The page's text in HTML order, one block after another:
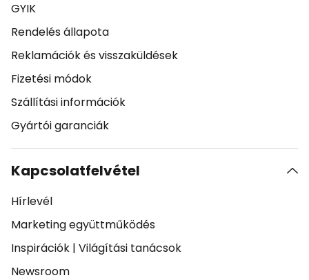
GYIK
Rendelés állapota
Reklamációk és visszaküldések
Fizetési módok
Szállítási információk
Gyártói garanciák
Kapcsolatfelvétel
Hírlevél
Marketing együttműködés
Inspirációk | Világítási tanácsok
Newsroom